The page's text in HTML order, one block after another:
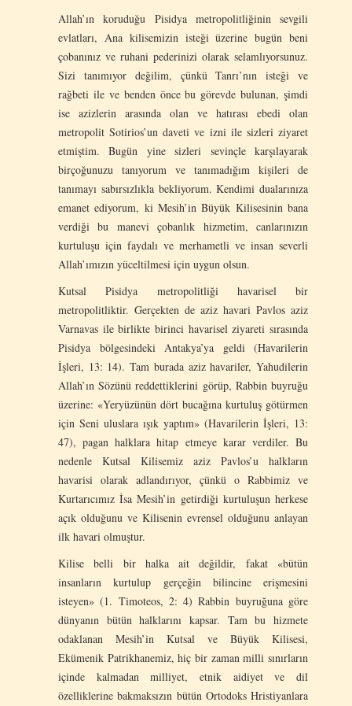
Allah’ın koruduğu Pisidya metropolitliğinin sevgili
evlatları, Ana kilisemizin isteği üzerine bugün beni
çobanınız ve ruhani pederinizi olarak selamlıyorsunuz.
Sizi tanımıyor değilim, çünkü Tanrı’nın isteği ve
rağbeti ile ve benden önce bu görevde bulunan, şimdi
ise azizlerin arasında olan ve hatırası ebedi olan
metropolit Sotirios’un daveti ve izni ile sizleri ziyaret
etmiştim. Bugün yine sizleri sevinçle karşılayarak
birçoğunuzu tanıyorum ve tanımadığım kişileri de
tanımayı sabırsızlıkla bekliyorum. Kendimi dualarınıza
emanet ediyorum, ki Mesih’in Büyük Kilisesinin bana
verdiği bu manevi çobanlık hizmetim, canlarınızın
kurtuluşu için faydalı ve merhametli ve insan severli
Allah’ımızın yüceltilmesi için uygun olsun.
Kutsal Pisidya metropolitliği havarisel bir
metropolitliktir. Gerçekten de aziz havari Pavlos aziz
Varnavas ile birlikte birinci havarisel ziyareti sırasında
Pisidya bölgesindeki Antakya’ya geldi (Havarilerin
İşleri, 13: 14). Tam burada aziz havariler, Yahudilerin
Allah’ın Sözünü reddettiklerini görüp, Rabbin buyruğu
üzerine: «Yeryüzünün dört bucağına kurtuluş götürmen
için Seni uluslara ışık yaptım» (Havarilerin İşleri, 13:
47), pagan halklara hitap etmeye karar verdiler. Bu
nedenle Kutsal Kilisemiz aziz Pavlos’u halkların
havarisi olarak adlandırıyor, çünkü o Rabbimiz ve
Kurtarıcımız İsa Mesih’in getirdiği kurtuluşun herkese
açık olduğunu ve Kilisenin evrensel olduğunu anlayan
ilk havari olmuştur.
Kilise belli bir halka ait değildir, fakat «bütün
insanların kurtulup gerçeğin bilincine erişmesini
isteyen» (1. Timoteos, 2: 4) Rabbin buyruğuna göre
dünyanın bütün halklarını kapsar. Tam bu hizmete
odaklanan Mesih’in Kutsal ve Büyük Kilisesi,
Ekümenik Patrikhanemiz, hiç bir zaman milli sınırların
içinde kalmadan milliyet, etnik aidiyet ve dil
özelliklerine bakmaksızın bütün Ortodoks Hristiyanlara